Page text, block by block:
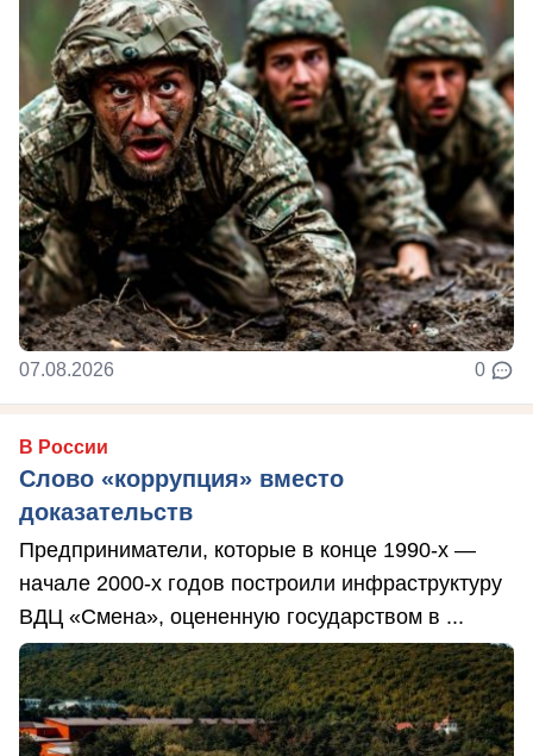
07.08.2026 0
В России
Слово «коррупция» вместо
доказательств
Предприниматели, которые в конце 1990-х —
начале 2000-х годов построили инфраструктуру
ВДЦ «Смена», оцененную государством в ...